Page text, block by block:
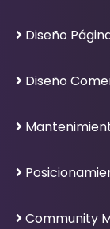
Diseño
Diseño
Community